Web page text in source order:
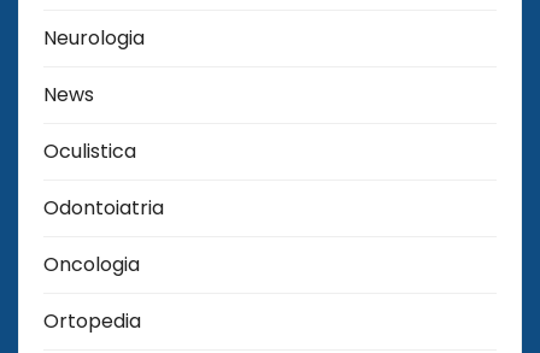
Neurologia
News
Oculistica
Odontoiatria
Oncologia
Ortopedia